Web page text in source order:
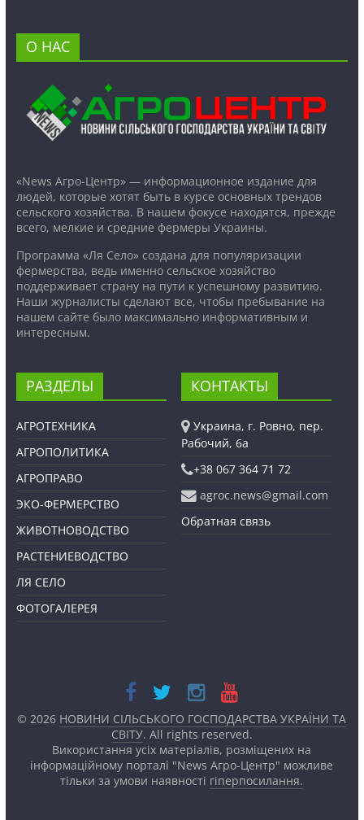
О НАС
«News Агро-Центр» — информационное издание для
людей, которые хотят быть в курсе основных трендов
сельского хозяйства. В нашем фокусе находятся, прежде
всего, мелкие и средние фермеры Украины.
Программа «Ля Село» создана для популяризации
фермерства, ведь именно сельское хозяйство
поддерживает страну на пути к успешному развитию.
Наши журналисты сделают все, чтобы пребывание на
нашем сайте было максимально информативным и
интересным.
РАЗДЕЛЫ
АГРОТЕХНИКА
АГРОПОЛИТИКА
АГРОПРАВО
ЭКО-ФЕРМЕРСТВО
ЖИВОТНОВОДСТВО
РАСТЕНИЕВОДСТВО
ЛЯ СЕЛО
ФОТОГАЛЕРЕЯ
КОНТАКТЫ
Украина, г. Ровно, пер.
Рабочий, 6а
+38 067 364 71 72
agroc.news@gmail.com
Обратная связь
© 2026 НОВИНИ СІЛЬСЬКОГО ГОСПОДАРСТВА УКРАЇНИ ТА
СВІТУ. All rights reserved.
Використання усіх матеріалів, розміщених на
інформаційному порталі "News Агро-Центр" можливе
тільки за умови наявності гіперпосилання.